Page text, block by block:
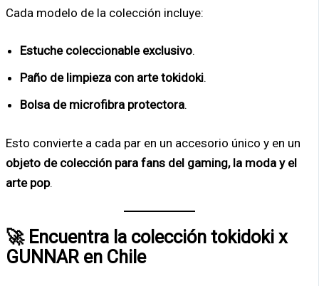
Cada modelo de la colección incluye:
Estuche coleccionable exclusivo.
Paño de limpieza con arte tokidoki.
Bolsa de microfibra protectora.
Esto convierte a cada par en un accesorio único y en un
objeto de colección para fans del gaming, la moda y el
arte pop.
🚀 Encuentra la colección tokidoki x
GUNNAR en Chile